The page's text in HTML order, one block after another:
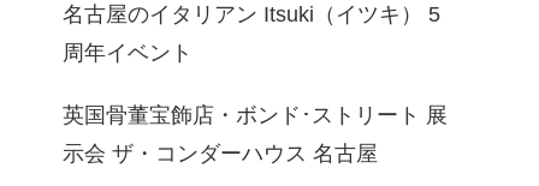
名古屋のイタリアン Itsuki（イツキ） 5
周年イベント
英国骨董宝飾店・ボンド･ストリート 展
示会 ザ・コンダーハウス 名古屋